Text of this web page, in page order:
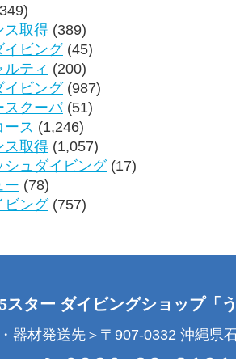
ス取得 (389)
イビング(45)
ルティ (200)
イビング(987)
スクーバ(51)
ース (1,246)
ス取得 (1,057)
シュダイビング(17)
ー (78)
ビング(757)
スター ダイビングショップ「
器材発送先＞〒907-0332 沖縄県